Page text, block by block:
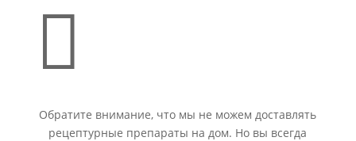

Обратите внимание, что мы не можем доставлять
рецептурные препараты на дом. Но вы всегда